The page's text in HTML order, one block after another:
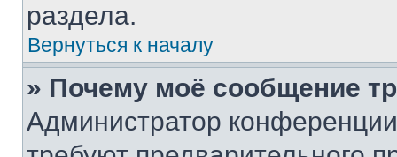
раздела.
Вернуться к началу
» Почему моё сообщение
Администратор